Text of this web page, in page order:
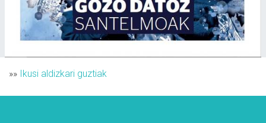
»» Ikusi aldizkari guztiak